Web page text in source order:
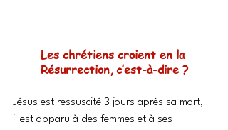
Les chrétiens croient en la
Résurrection, c’est-à-dire ?
Jésus est ressuscité 3 jours après sa mort,
il est apparu à des femmes et à ses